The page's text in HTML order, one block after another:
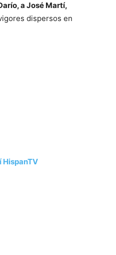
a José Martí,
dispersos en
HispanTV